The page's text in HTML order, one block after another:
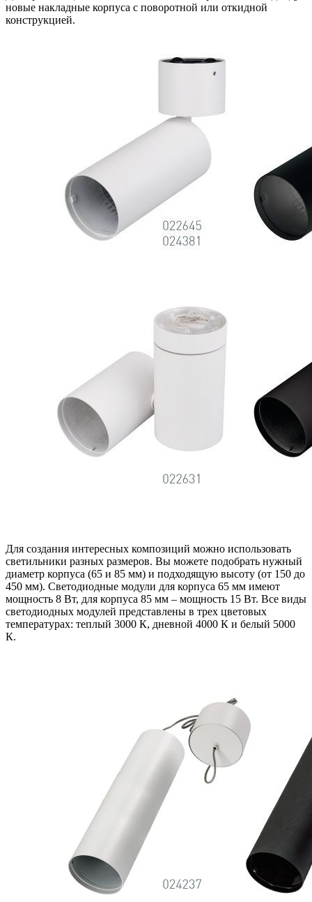
новые накладные корпуса с поворотной или откидной
конструкцией.
Для создания интересных композиций можно использовать
светильники разных размеров. Вы можете подобрать нужный
диаметр корпуса (65 и 85 мм) и подходящую высоту (от 150 до
450 мм). Светодиодные модули для корпуса 65 мм имеют
мощность 8 Вт, для корпуса 85 мм – мощность 15 Вт. Все виды
светодиодных модулей представлены в трех цветовых
температурах: теплый 3000 К, дневной 4000 К и белый 5000
К.